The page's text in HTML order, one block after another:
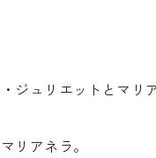
ジュリエットとマリ
リアネラ。